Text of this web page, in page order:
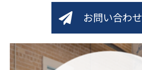
お問い合わせ